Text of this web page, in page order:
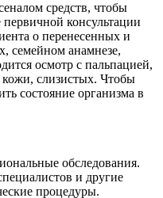
средств, чтобы
консультации
о перенесенных и
семейном анамнезе,
осмотр с пальпацией,
кожи, слизистых. Чтобы
состояние организма в
обследования.
и другие
процедуры.